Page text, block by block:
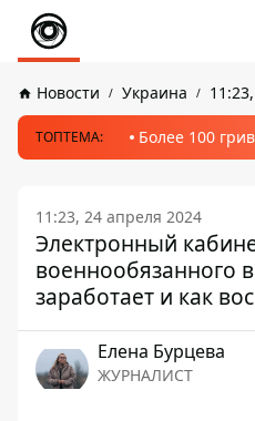
Новости Украина
ТОПТЕМА: Более 100
11:23, 24 апреля 2024
Электронный
военнообязанного
заработает и как
Елена Бурцева
ЖУРНАЛИСТ